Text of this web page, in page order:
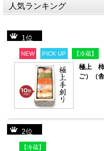
人気ランキング
1位
NEW PICK UP 【冷蔵】
極上 柿
ご）（
2位
【冷蔵】